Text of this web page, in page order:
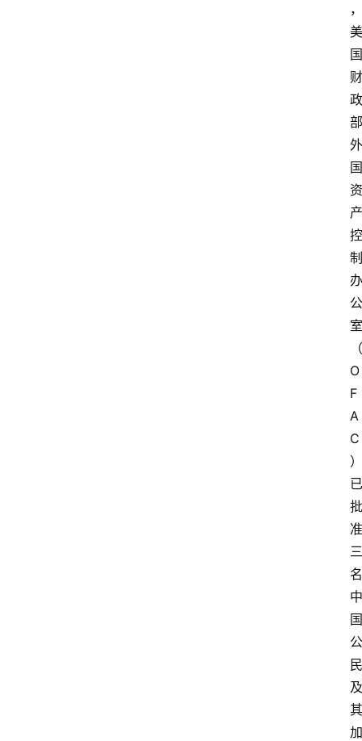
，
美
国
财
政
部
外
国
资
产
控
制
办
公
室
（
O
F
A
C
）
已
批
准
三
名
中
国
公
民
及
其
加